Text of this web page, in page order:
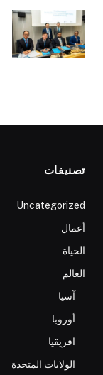
تصنيفات
Uncategorized
أعمال
الحياة
العالم
آسيا
أوروبا
افريقيا
الولايات المتحدة